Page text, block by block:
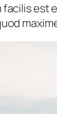
facilis est